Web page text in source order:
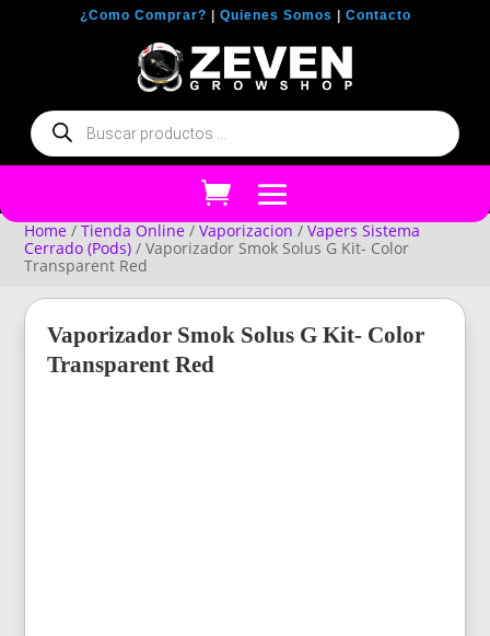
¿Como Comprar? Quienes Somos Contacto
Búsqueda
de
productos
Home /Tienda Online /Vaporizacion /Vapers Sistema
Cerrado (Pods) / Vaporizador Smok Solus G Kit- Color
Transparent Red
Vaporizador Smok Solus G Kit- Color
Transparent Red